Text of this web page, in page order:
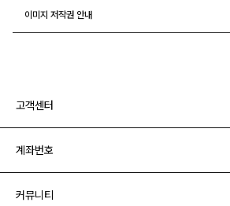
이미지 저작권 안내
고객센터
계좌번호
커뮤니티